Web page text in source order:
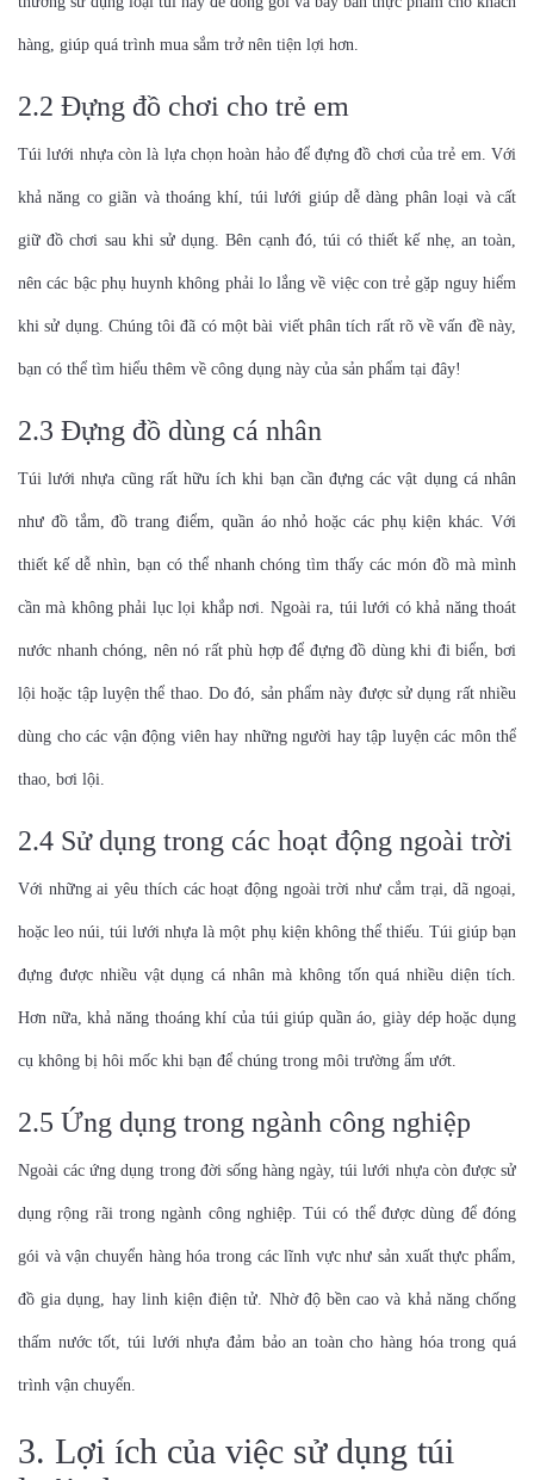
hàng, giúp quá trình mua sắm trở nên tiện lợi hơn.
2.2 Đựng đồ chơi cho trẻ em
Túi lưới nhựa còn là lựa chọn hoàn hảo để đựng đồ chơi của trẻ em. Với
khả năng co giãn và thoáng khí, túi lưới giúp dễ dàng phân loại và cất
giữ đồ chơi sau khi sử dụng. Bên cạnh đó, túi có thiết kế nhẹ, an toàn,
nên các bậc phụ huynh không phải lo lắng về việc con trẻ gặp nguy hiểm
khi sử dụng. Chúng tôi đã có một bài viết phân tích rất rõ về vấn đề này,
bạn có thể tìm hiểu thêm về công dụng này của sản phẩm tại đây!
2.3 Đựng đồ dùng cá nhân
Túi lưới nhựa cũng rất hữu ích khi bạn cần đựng các vật dụng cá nhân
như đồ tắm, đồ trang điểm, quần áo nhỏ hoặc các phụ kiện khác. Với
thiết kế dễ nhìn, bạn có thể nhanh chóng tìm thấy các món đồ mà mình
cần mà không phải lục lọi khắp nơi. Ngoài ra, túi lưới có khả năng thoát
nước nhanh chóng, nên nó rất phù hợp để đựng đồ dùng khi đi biển, bơi
lội hoặc tập luyện thể thao. Do đó, sản phẩm này được sử dụng rất nhiều
dùng cho các vận động viên hay những người hay tập luyện các môn thể
thao, bơi lội.
2.4 Sử dụng trong các hoạt động ngoài trời
Với những ai yêu thích các hoạt động ngoài trời như cắm trại, dã ngoại,
hoặc leo núi, túi lưới nhựa là một phụ kiện không thể thiếu. Túi giúp bạn
đựng được nhiều vật dụng cá nhân mà không tốn quá nhiều diện tích.
Hơn nữa, khả năng thoáng khí của túi giúp quần áo, giày dép hoặc dụng
cụ không bị hôi mốc khi bạn để chúng trong môi trường ẩm ướt.
2.5 Ứng dụng trong ngành công nghiệp
Ngoài các ứng dụng trong đời sống hàng ngày, túi lưới nhựa còn được sử
dụng rộng rãi trong ngành công nghiệp. Túi có thể được dùng để đóng
gói và vận chuyển hàng hóa trong các lĩnh vực như sản xuất thực phẩm,
đồ gia dụng, hay linh kiện điện tử. Nhờ độ bền cao và khả năng chống
thấm nước tốt, túi lưới nhựa đảm bảo an toàn cho hàng hóa trong quá
trình vận chuyển.
3. Lợi ích của việc sử dụng túi